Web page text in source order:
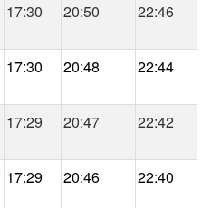
17:30 20:50 22:46
17:30 20:48 22:44
17:29 20:47 22:42
17:29 20:46 22:40